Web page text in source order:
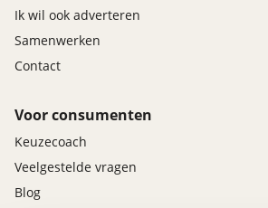
Ik wil ook adverteren
Samenwerken
Contact
Voor consumenten
Keuzecoach
Veelgestelde vragen
Blog